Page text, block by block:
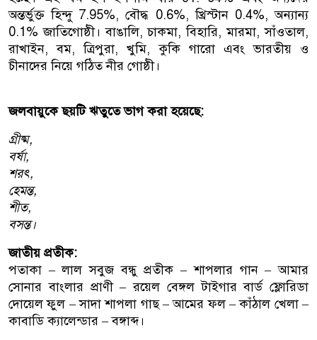
অন্তর্ভুক্ত হিন্দু 7.95%, বৌদ্ধ 0.6%, খ্রিস্টান 0.4%, অন্যান্য
0.1% জাতিগোষ্ঠী। বাঙালি, চাকমা, বিহারি, মারমা, সাঁওতাল,
রাখাইন, বম, ত্রিপুরা, খুমি, কুকি গারো এবং ভারতীয় ও
চীনাদের নিয়ে গঠিত নীর গোষ্ঠী।
জলবায়ুকে ছয়টি ঋতুতে ভাগ করা হয়েছে:
গ্রীষ্ম,
বর্ষা,
শরৎ,
হেমন্ত,
শীত,
বসন্ত।
জাতীয় প্রতীক:
পতাকা – লাল সবুজ বন্ধু প্রতীক – শাপলার গান – আমার
সোনার বাংলার প্রাণী – রয়েল বেঙ্গল টাইগার বার্ড ফ্লোরিডা
দোয়েল ফুল – সাদা শাপলা গাছ – আমের ফল – কাঁঠাল খেলা –
কাবাডি ক্যালেন্ডার – বঙ্গাব্দ।